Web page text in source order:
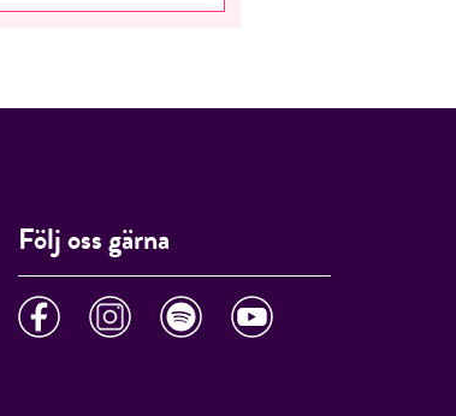
Följ oss gärna